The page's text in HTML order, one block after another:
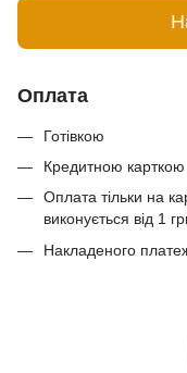
Оплата
Готівкою
Кредитною карткою
Оплата тільки на
виконується від 1
Накладеного